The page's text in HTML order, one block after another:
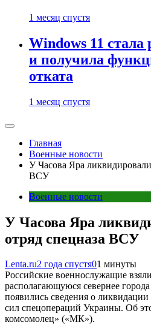
1 месяц спустя
Windows 11 стала
и получила
отката
1 месяц спустя
Главная
Военные новости
У Часова Яра
ВСУ
Военные новости
У Часова Яра
отряд спецназа ВСУ
Lenta.ru2 года спустя01 минуты
Российские военнослужащие
располагающуюся севернее
появились сведения о ликвидации
сил спецопераций Украины. Об
комсомолец» («МК»).